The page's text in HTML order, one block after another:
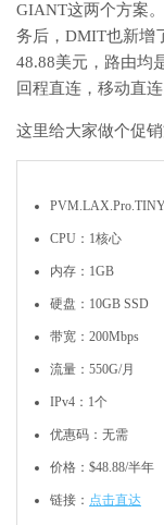
GIANT这两个方案
务后，DMIT也新增
48.88美元，路由均
回程直连，移动直连
这里给大家做个促销
PVM.LAX.Pro.TINY
CPU：1核心
内存：1GB
硬盘：10GB SSD
带宽：200Mbps
流量：550G/月
IPv4：1个
优惠码：无需
价格：$‭48.88/半年
链接： 点击直达